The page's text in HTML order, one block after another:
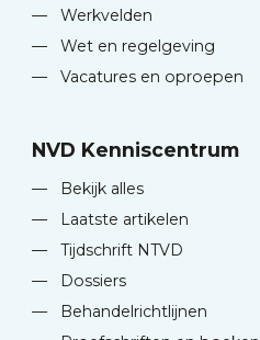
—
Werkvelden
—
Wet en regelgeving
—
Vacatures en oproepen
NVD Kenniscentrum
—
Bekijk alles
—
Laatste artikelen
—
Tijdschrift NTVD
—
Dossiers
—
Behandelrichtlijnen